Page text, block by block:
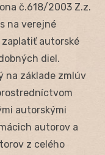
č.618/2003 Z.z.
na verejné
autorské
diel.
na základe zmlúv
autorskými
autorov a
z celého